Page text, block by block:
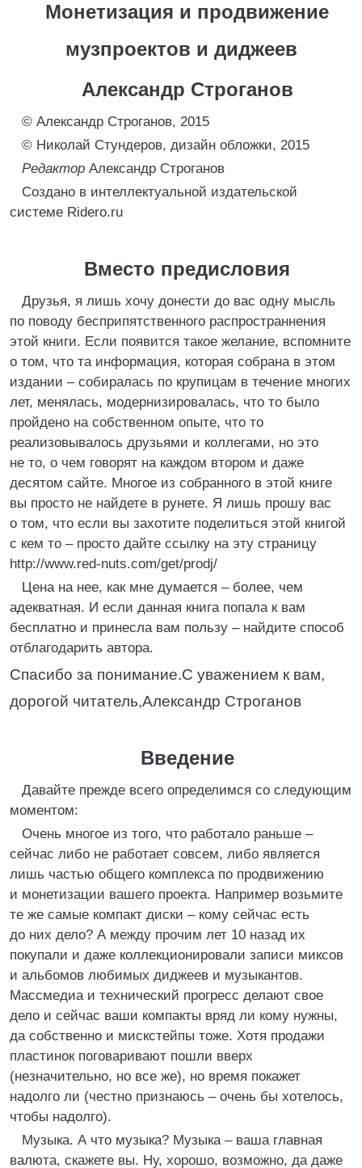
Монетизация и продвижение
музпроектов и диджеев
Александр Строганов
© Александр Строганов, 2015
© Николай Стундеров, дизайн обложки, 2015
Редактор Александр Строганов
Создано в интеллектуальной издательской
системе Ridero.ru
Вместо предисловия
Друзья, я лишь хочу донести до вас одну мысль
по поводу бесприпятственного распространнения
этой книги. Если появится такое желание, вспомните
о том, что та информация, которая собрана в этом
издании – собиралась по крупицам в течение многих
лет, менялась, модернизировалась, что то было
пройдено на собственном опыте, что то
реализовывалось друзьями и коллегами, но это
не то, о чем говорят на каждом втором и даже
десятом сайте. Многое из собранного в этой книге
вы просто не найдете в рунете. Я лишь прошу вас
о том, что если вы захотите поделиться этой книгой
с кем то – просто дайте ссылку на эту страницу
http://www.red-nuts.com/get/prodj/
Цена на нее, как мне думается – более, чем
адекватная. И если данная книга попала к вам
бесплатно и принесла вам пользу – найдите способ
отблагодарить автора.
Спасибо за понимание.С уважением к вам,
дорогой читатель,Александр Строганов
Введение
Давайте прежде всего определимся со следующим
моментом:
Очень многое из того, что работало раньше –
сейчас либо не работает совсем, либо является
лишь частью общего комплекса по продвижению
и монетизации вашего проекта. Например возьмите
те же самые компакт диски – кому сейчас есть
до них дело? А между прочим лет 10 назад их
покупали и даже коллекционировали записи миксов
и альбомов любимых диджеев и музыкантов.
Массмедиа и технический прогресс делают свое
дело и сейчас ваши компакты вряд ли кому нужны,
да собственно и мискстейпы тоже. Хотя продажи
пластинок поговаривают пошли вверх
(незначительно, но все же), но время покажет
надолго ли (честно признаюсь – очень бы хотелось,
чтобы надолго).
Музыка. А что музыка? Музыка – ваша главная
валюта, скажете вы. Ну, хорошо, возможно, да даже